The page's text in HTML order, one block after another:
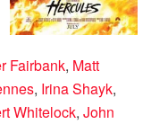
Fairbank, Matt
, Irina Shayk,
Whitelock, John